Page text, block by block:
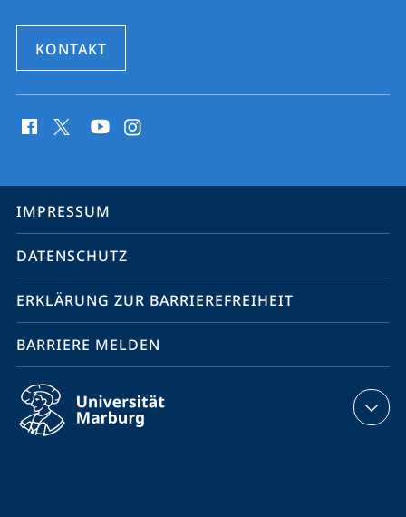
KONTAKT
Media
Service-
Navigation
IMPRESSUM
DATENSCHUTZ
ERKLÄRUNG ZUR BARRIEREFREIHEIT
BARRIERE MELDEN